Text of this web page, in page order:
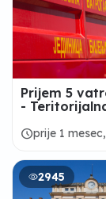
Prijem 5
-
Bijeljina
scheduleprije 1
2945